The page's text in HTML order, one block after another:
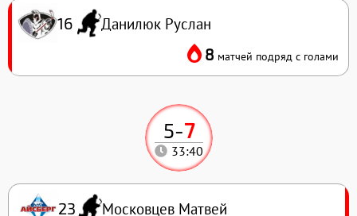
5-7
33:40
23 Московцев Матвей
16 Данилюк Руслан
8 матчей подряд с голами